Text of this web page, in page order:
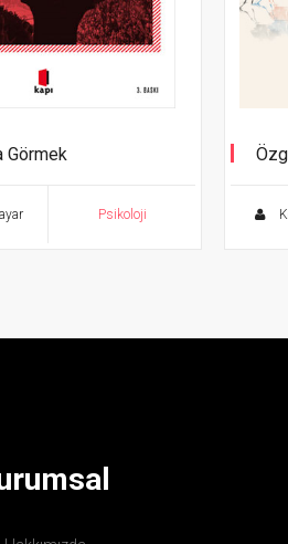
Görmek
Psikoloji